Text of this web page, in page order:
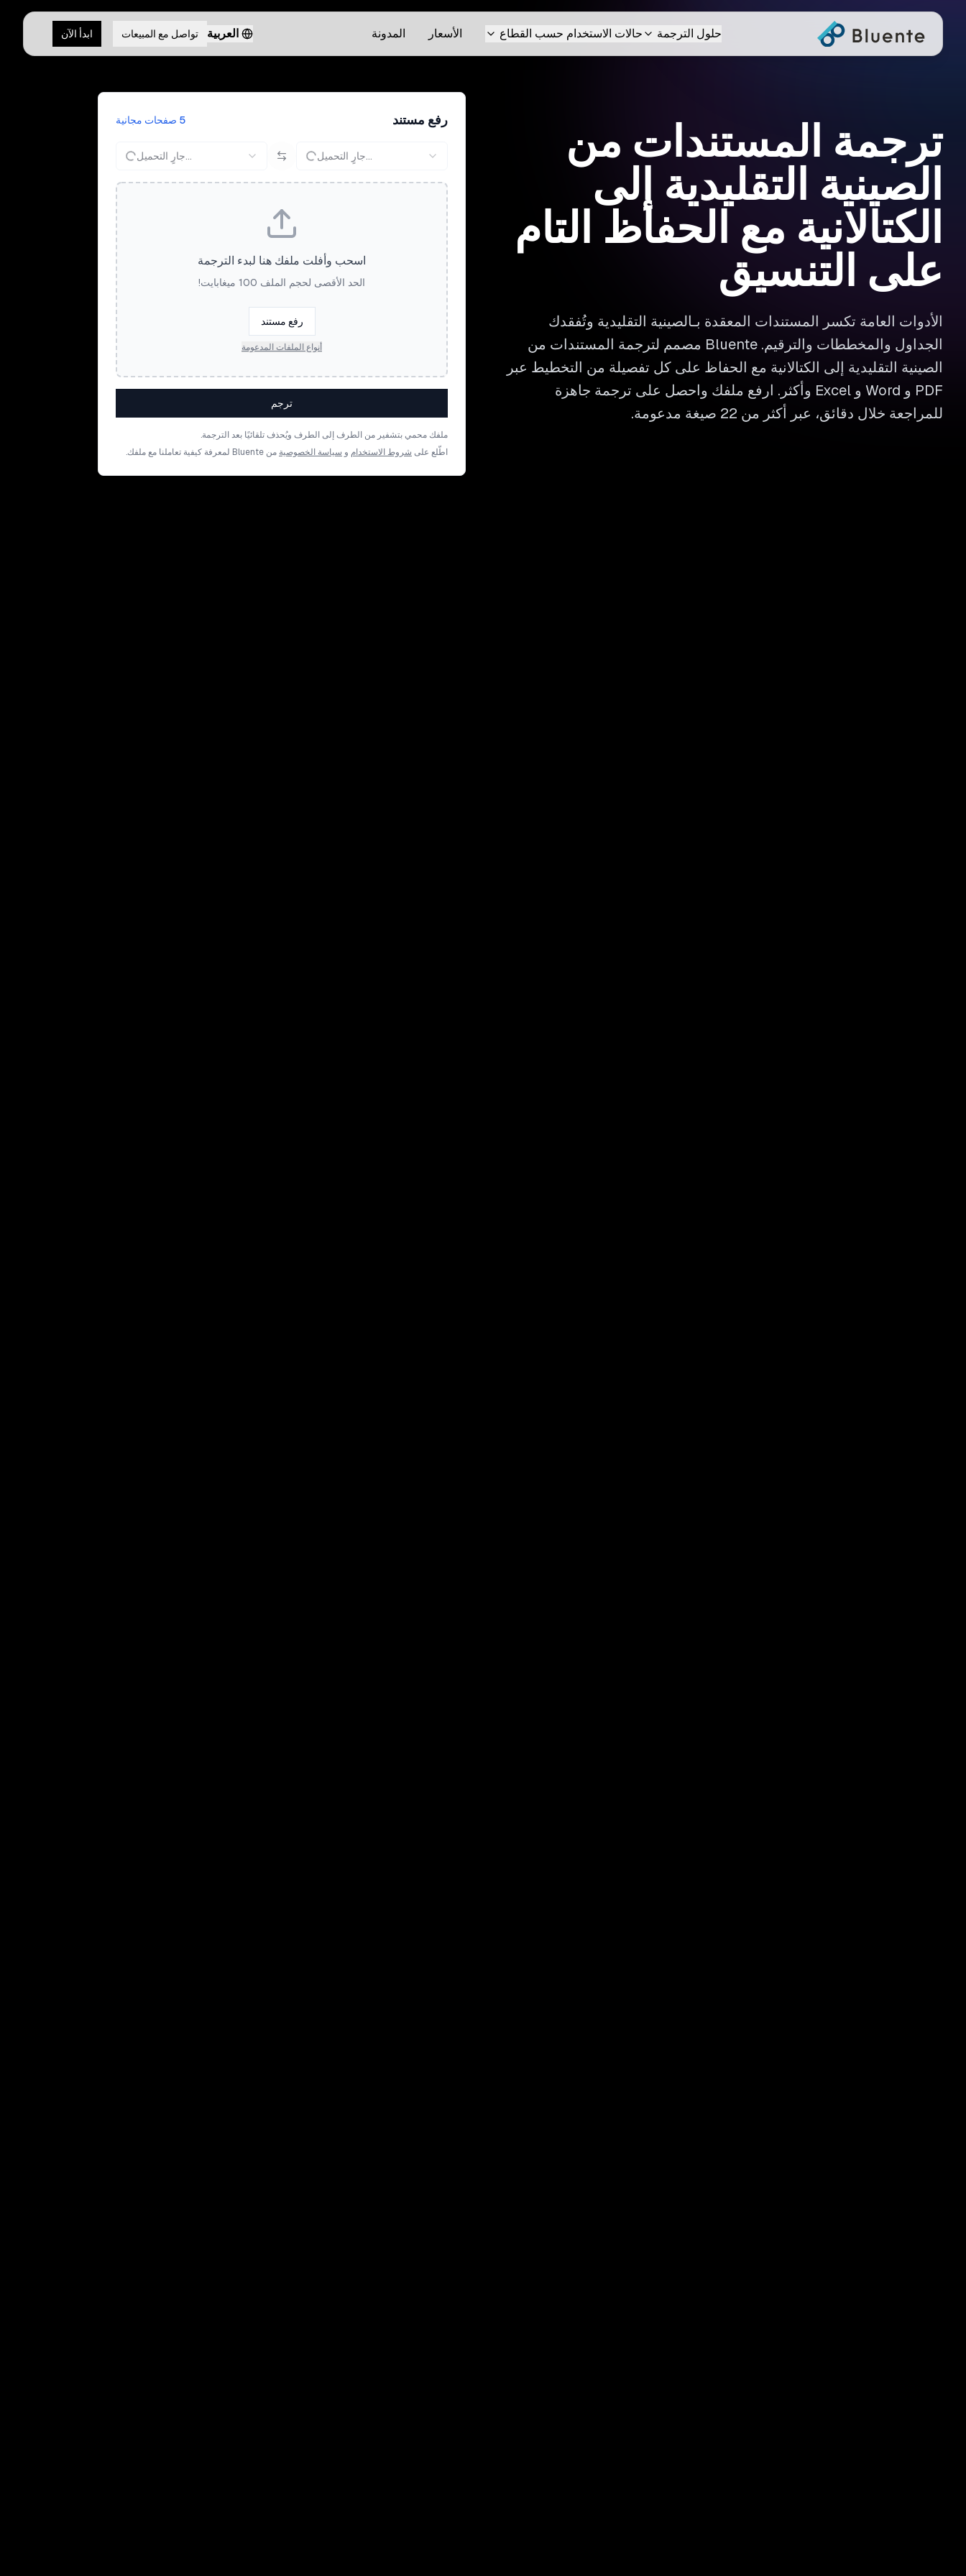
حلول الترجمة حالات الاستخدام حسب القطاع الأسعار المدونة العربية تواصل مع المبيعات ابدأ الآن
ترجمة المستندات من
الصينية التقليدية إلى
الكتالانية مع الحفاظ التام
على التنسيق
الأدوات العامة تكسر المستندات المعقدة بـالصينية التقليدية وتُفقدك
الجداول والمخططات والترقيم. Bluente مصمم لترجمة المستندات من
الصينية التقليدية إلى الكتالانية مع الحفاظ على كل تفصيلة من التخطيط عبر
PDF و Word و Excel وأكثر. ارفع ملفك واحصل على ترجمة جاهزة
للمراجعة خلال دقائق، عبر أكثر من 22 صيغة مدعومة.
رفع مستند 5 صفحات مجانية
جارٍ التحميل... جارٍ التحميل...
اسحب وأفلت ملفك هنا لبدء الترجمة
الحد الأقصى لحجم الملف 100 ميغابايت!
رفع مستند
أنواع الملفات المدعومة
ترجم
ملفك محمي بتشفير من الطرف إلى الطرف ويُحذف تلقائيًا بعد الترجمة.
اطّلع على شروط الاستخدام و سياسة الخصوصية من Bluente لمعرفة كيفية تعاملنا مع ملفك.